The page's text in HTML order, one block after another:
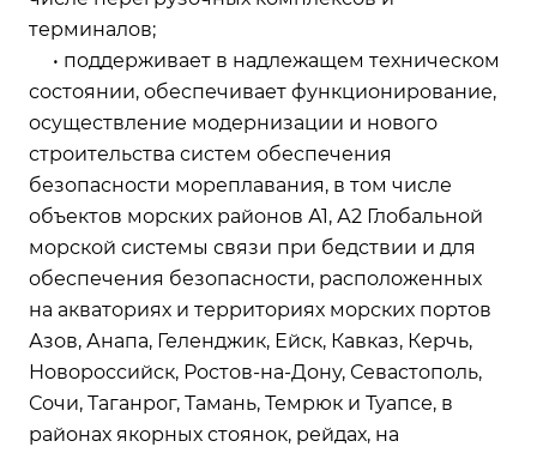
терминалов;
• поддерживает в надлежащем техническом
состоянии, обеспечивает функционирование,
осуществление модернизации и нового
строительства систем обеспечения
безопасности мореплавания, в том числе
объектов морских районов А1, А2 Глобальной
морской системы связи при бедствии и для
обеспечения безопасности, расположенных
на акваториях и территориях морских портов
Азов, Анапа, Геленджик, Ейск, Кавказ, Керчь,
Новороссийск, Ростов-на-Дону, Севастополь,
Сочи, Таганрог, Тамань, Темрюк и Туапсе, в
районах якорных стоянок, рейдах, на